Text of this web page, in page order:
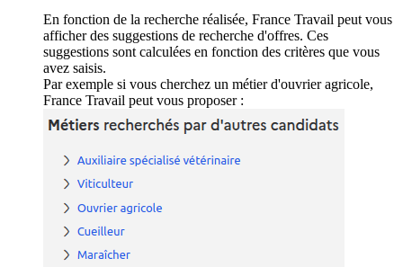
En fonction de la recherche réalisée, France Travail peut vous
afficher des suggestions de recherche d'offres. Ces
suggestions sont calculées en fonction des critères que vous
avez saisis.
Par exemple si vous cherchez un métier d'ouvrier agricole,
France Travail peut vous proposer :